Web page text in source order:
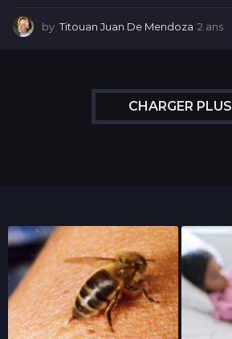
by Titouan Juan De Mendoza 2 ans
CHARGER PLUS